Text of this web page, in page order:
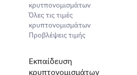
κρυτπονομισμάτων
Όλες τις τιμές
κρυπτονομισμάτων
Προβλέψεις τιμής
Εκπαίδευση
κρυπτονομισμάτων